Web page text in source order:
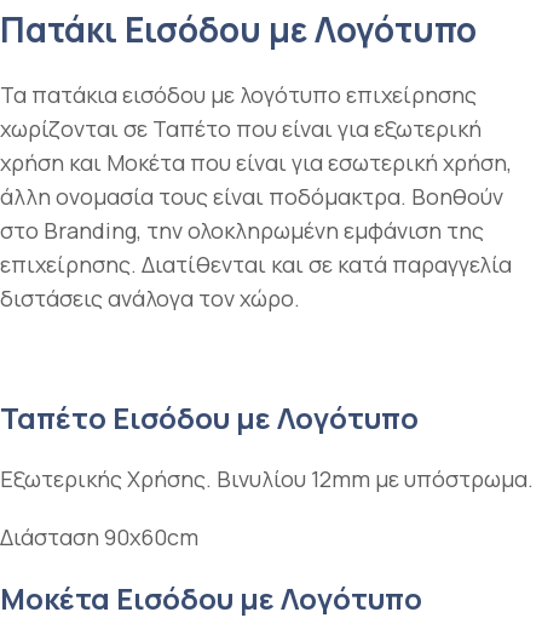
Πατάκι Εισόδου με Λογότυπο
Τα πατάκια εισόδου με λογότυπο επιχείρησης
χωρίζονται σε Ταπέτo που είναι για εξωτερική
χρήση και Μοκέτα που είναι για εσωτερική χρήση,
άλλη ονομασία τους είναι ποδόμακτρα. Βοηθούν
στο Branding, την ολοκληρωμένη εμφάνιση της
επιχείρησης. Διατίθενται και σε κατά παραγγελία
διστάσεις ανάλογα τον χώρο.
Ταπέτo Εισόδου με Λογότυπο
Εξωτερικής Χρήσης. Βινυλίου 12mm με υπόστρωμα.
Διάσταση 90x60cm
Μοκέτα Εισόδου με Λογότυπο